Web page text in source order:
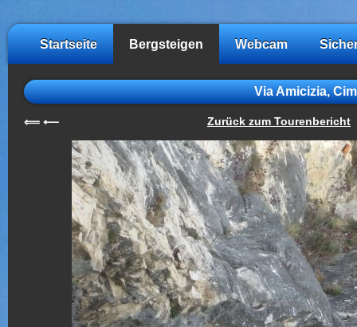
Startseite Bergsteigen Webcam
Via Amicizia,
⟸ ⟵ Zurück zum Tourenbericht